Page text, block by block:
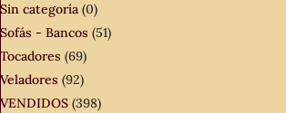
Sin categoría (0)
Sofás - Bancos (51)
Tocadores (69)
Veladores (92)
VENDIDOS (398)